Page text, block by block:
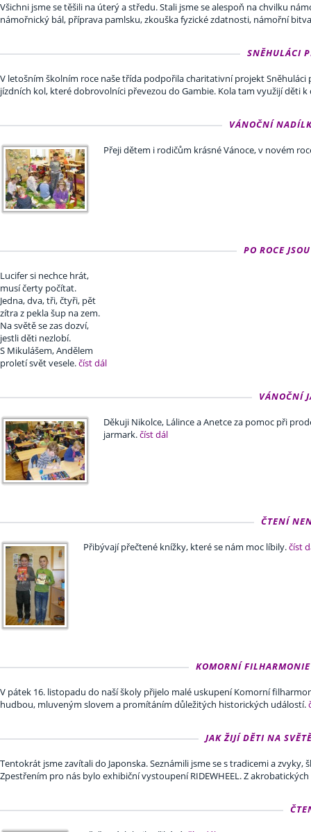
Všichni jsme se těšili na úterý a středu. Stali jsme se alespoň na chvilku
námořnický bál, příprava pamlsku, zkouška fyzické zdatnosti, námořní
SNĚHULÁCI
V letošním školním roce naše třída podpořila charitativní projekt
jízdních kol, které dobrovolníci převezou do Gambie. Kola tam využijí děti
VÁNOČNÍ
Přeji dětem i rodičům krásné Vánoce, v novém
PO ROCE
Lucifer si nechce hrát,
musí čerty počítat.
Jedna, dva, tři, čtyři, pět
zítra z pekla šup na zem.
Na světě se zas dozví,
jestli děti nezlobí.
S Mikulášem, Andělem
proletí svět vesele.číst dál
VÁNOČNÍ
Děkuji Nikolce, Lálince a Anetce za pomoc při
jarmark.číst dál
ČTENÍ
Přibývají přečtené knížky, které se nám moc líbily.číst
KOMORNÍ
V pátek 16. listopadu do naší školy přijelo malé uskupení Komorní
hudbou, mluveným slovem a promítáním důležitých historických událostí.
JAK ŽIJÍ DĚTI NA
Tentokrát jsme zavítali do Japonska. Seznámili jsme se s tradicemi a
Zpestřením pro nás bylo exhibiční vystoupení RIDEWHEEL. Z